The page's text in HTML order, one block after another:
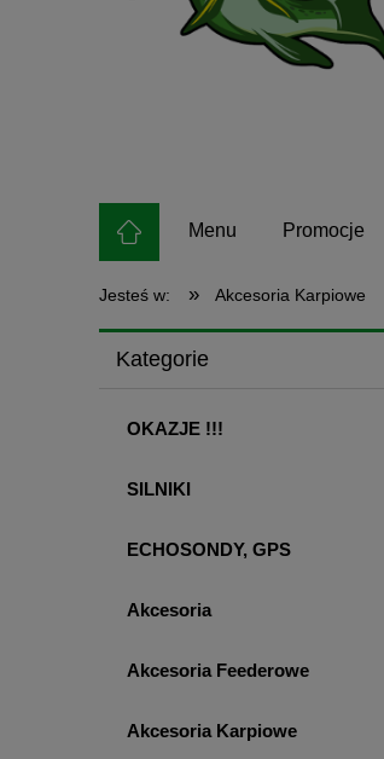
Menu Promocje
Jesteś w: » Akcesoria Karpiowe
Kategorie
OKAZJE !!!
SILNIKI
ECHOSONDY, GPS
Akcesoria
Akcesoria Feederowe
Akcesoria Karpiowe